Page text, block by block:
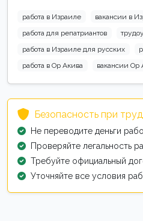
работа в Израиле
вакансии в
работа для репатриантов
работа в Израиле для русских
работа в Ор Акива
вакансии Ор
Безопасность при
Не переводите деньги
Проверяйте легальность
Требуйте официальный
Уточняйте все условия